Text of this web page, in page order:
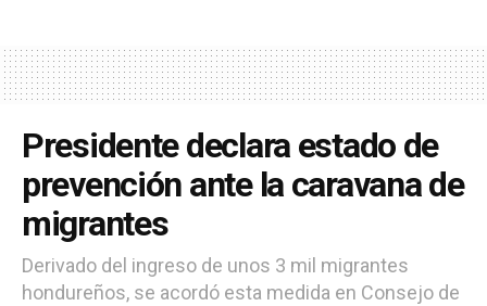
Presidente declara estado de
prevención ante la caravana de
migrantes
Derivado del ingreso de unos 3 mil migrantes
hondureños, se acordó esta medida en Consejo de